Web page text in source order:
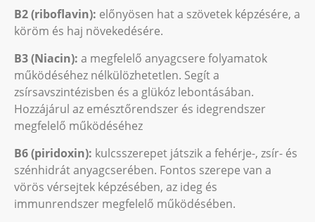
B2 (riboflavin): előnyösen hat a szövetek képzésére, a
köröm és haj növekedésére.
B3 (Niacin): a megfelelő anyagcsere folyamatok
működéséhez nélkülözhetetlen. Segít a
zsírsavszintézisben és a glükóz lebontásában.
Hozzájárul az emésztőrendszer és idegrendszer
megfelelő működéséhez
B6 (piridoxin): kulcsszerepet játszik a fehérje-, zsír- és
szénhidrát anyagcserében. Fontos szerepe van a
vörös vérsejtek képzésében, az ideg és
immunrendszer megfelelő működésében.